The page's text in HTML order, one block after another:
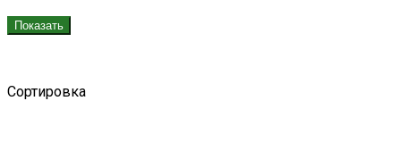
Показать
Сортировка